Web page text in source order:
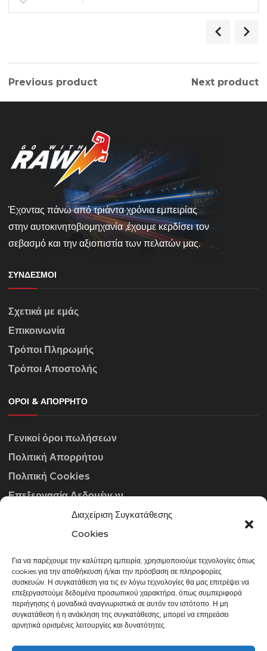
Διαχείριση Συγκατάθεσης
Cookies
Για να παρέχουμε την καλύτερη εμπειρία, χρησιμοποιούμε τεχνολογίες όπως
cookies για την αποθήκευση ή/και την πρόσβαση σε πληροφορίες
συσκευών. Η συγκατάθεση για τις εν λόγω τεχνολογίες θα μας επιτρέψει να
επεξεργαστούμε δεδομένα προσωπικού χαρακτήρα, όπως συμπεριφορά
περιήγησης ή μοναδικά αναγνωριστικά σε αυτόν τον ιστότοπο. Η μη
συγκατάθεση ή η ανάκληση της συγκατάθεσης, μπορεί να επηρεάσει
αρνητικά ορισμένες λειτουργίες και δυνατότητες.
Previous product Next product
Έχοντας πάνω από τριάντα χρόνια εμπειρίας
στην αυτοκινητοβιομηχανία ,έχουμε κερδίσει τον
σεβασμό και την αξιοπιστία των πελατών μας.
ΣΎΝΔΕΣΜΟΙ
Σχετικά με εμάς
Επικοινωνία
Τρόποι Πληρωμής
Τρόποι Αποστολής
ΌΡΟΙ & ΑΠΌΡΡΗΤΟ
Γενικοί όροι πωλήσεων
Πολιτική Απορρήτου
Πολιτική Cookies
Επεξεργασία Δεδομένων
ΣΤΟΙΧΕΊΑ ΕΠΙΚΟΙΝΩΝΊΑΣ
info@gowithraw.gr
24310 35062
Δευ. - Παρ. 08:00 - 20:00